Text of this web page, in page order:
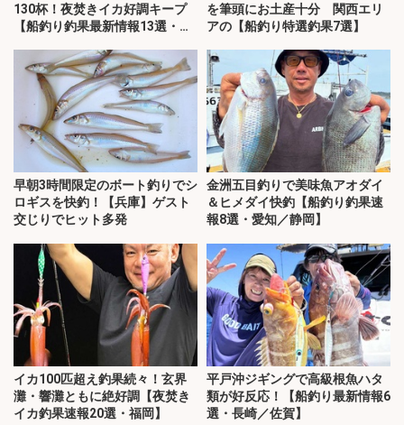
130杯！夜焚きイカ好調キープ
【船釣り釣果最新情報13選・玄
を筆頭にお土産十分 関西エリ
アの【船釣り特選釣果7選】
早朝3時間限定のボート釣りでシ
ロギスを快釣！【兵庫】ゲスト
交じりでヒット多発
金洲五目釣りで美味魚アオダイ
＆ヒメダイ快釣【船釣り釣果速
報8選・愛知／静岡】
イカ100匹超え釣果続々！玄界
灘・響灘ともに絶好調【夜焚き
イカ釣果速報20選・福岡】
平戸沖ジギングで高級根魚ハタ
類が好反応！【船釣り最新情報6
選・長崎／佐賀】